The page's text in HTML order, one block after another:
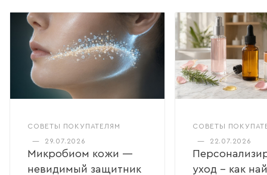
СОВЕТЫ ПОКУПАТЕЛЯМ
— 29.07.2026
Микробиом кожи —
невидимый защитник
СОВЕТЫ
— 22.07.2026
уход – как